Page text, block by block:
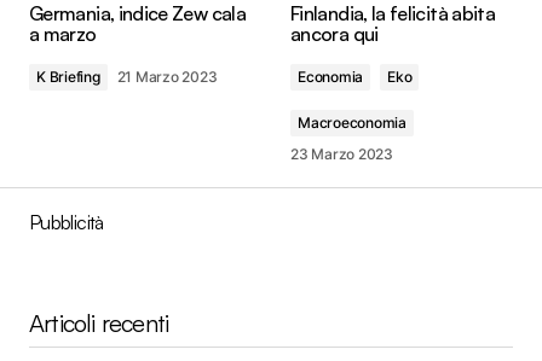
Germania, indice Zew cala
a marzo
K Briefing 21 Marzo 2023
Finlandia, la felicità abita
ancora qui
Economia Eko
Macroeconomia
23 Marzo 2023
Pubblicità
Articoli recenti